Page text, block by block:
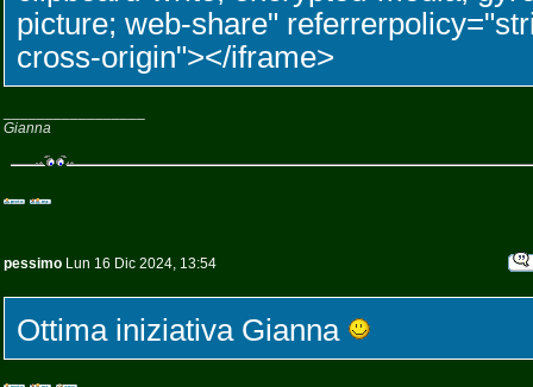
picture; web-share"
cross-origin"></iframe>
Gianna
pessimo Lun 16 Dic 2024, 13:54
Ottima iniziativa Gianna